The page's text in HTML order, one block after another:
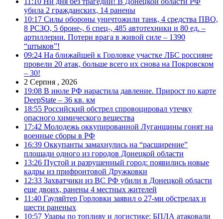
убила 2 гражданских, 14 ранены
10:17 Силы обороны уничтожили танк, 4 средства ПВО,
8 РСЗО, 5 броне-, 6 спец-, 485 автотехники и 80 ед. –
артиллерии. Потери врага в живой силе – 1390
“штыков”!
09:24 На ближайшей к Горловке участке ЛБС россияне
провели 20 атак, больше всего их снова на Покровском
– 30!
2 Серпня , 2026
19:08 В июле РФ нарастила давление. Прирост по карте
DeepState – 36 кв. км
18:55 Российский обстрел спровоцировал утечку
опасного химического вещества
17:42 Молодежь оккупированной Луганщины гонят на
военные сборы в РФ
16:39 Оккупанты замахнулись на “расширение”
площади одного из городов Донецкой области
13:26 Пустой и разрушенный город: появились новые
кадры из прифронтовой Дружковки
12:33 Захватчики из ВС РФ убили в Донецкой области
еще двоих, ранены 4 местных жителей
11:40 Гауляйтер Горловки заявил о 27-ми обстрелах и
шести раненых
10:57 Удары по топливу и логистике: БПЛА атаковали